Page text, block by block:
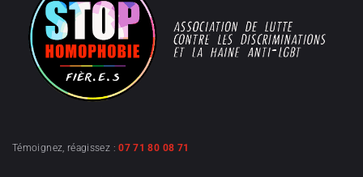
Témoignez, réagissez :07 71 80 08 71